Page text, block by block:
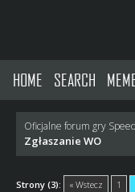
HOME SEARCH
Oficjalne forum gry
Zgłaszanie WO
Strony (3): « Wstecz 1